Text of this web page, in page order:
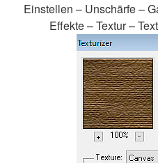
Einstellen – Unschärfe –
Effekte – Textur –